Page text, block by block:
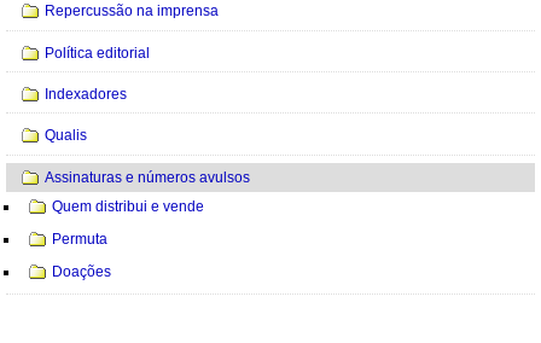
Repercussão na imprensa
Política editorial
Indexadores
Qualis
Assinaturas e números avulsos
Quem distribui e vende
Permuta
Doações